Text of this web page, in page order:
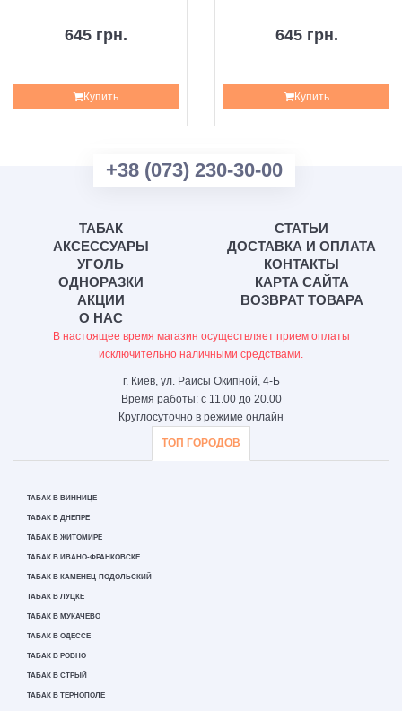
645 грн.
Купить
645 грн.
Купить
+38 (073) 230-30-00
ТАБАК
АКСЕССУАРЫ
УГОЛЬ
ОДНОРАЗКИ
АКЦИИ
О НАС
СТАТЬИ
ДОСТАВКА И ОПЛАТА
КОНТАКТЫ
КАРТА САЙТА
ВОЗВРАТ ТОВАРА
В настоящее время магазин осуществляет прием оплаты
исключительно наличными средствами.
г. Киев, ул. Раисы Окипной, 4-Б
Время работы: с 11.00 до 20.00
Круглосуточно в режиме онлайн
ТОП ГОРОДОВ
ТАБАК В ВИННИЦЕ
ТАБАК В ДНЕПРЕ
ТАБАК В ЖИТОМИРЕ
ТАБАК В ИВАНО-ФРАНКОВСКЕ
ТАБАК В КАМЕНЕЦ-ПОДОЛЬСКИЙ
ТАБАК В ЛУЦКЕ
ТАБАК В МУКАЧЕВО
ТАБАК В ОДЕССЕ
ТАБАК В РОВНО
ТАБАК В СТРЫЙ
ТАБАК В ТЕРНОПОЛЕ